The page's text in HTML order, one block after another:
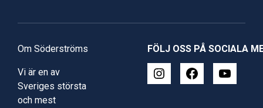
Om Söderströms
Vi är en av
Sveriges största
och mest
FÖLJ OSS PÅ SOCIALA